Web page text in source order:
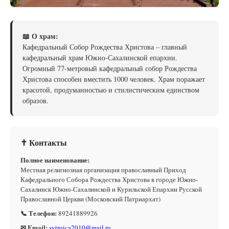
📖 О храм:
Кафедральный Собор Рождества Христова – главный
кафедральный храм Южно-Сахалинской епархии.
Огромный 77-метровый кафедральный собор Рождества
Христова способен вместить 1000 человек. Храм поражает
красотой, продуманностью и стилистическим единством
образов.
✝ Контакты
Полное наименование:
Местная религиозная организация православный Приход
Кафедрального Собора Рождества Христова в городе Южно-
Сахалинск Южно-Сахалинской и Курильской Епархии Русской
Православной Церкви (Московский Патриархат)
📞 Телефон: 89241889926